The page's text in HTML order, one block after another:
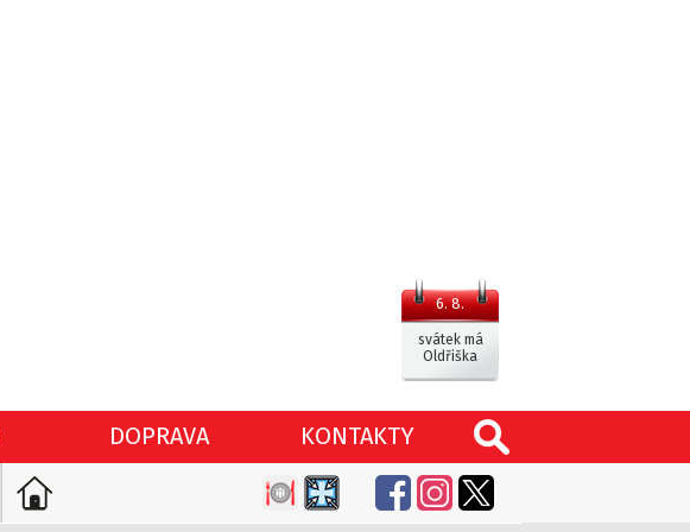
6. 8.
svátek má
Oldřiška
DOPRAVA KONTAKTY